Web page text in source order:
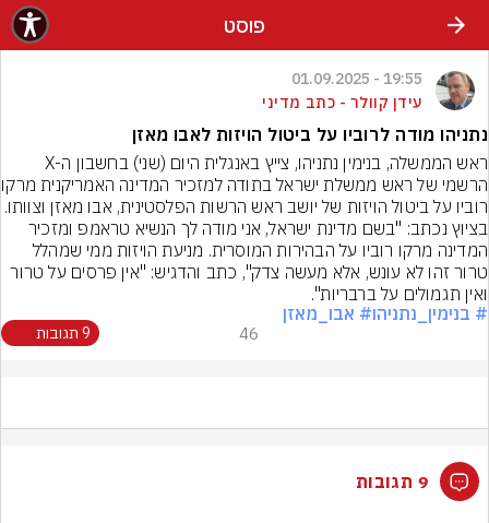
פוסט
19:55 - 01.09.2025
עידן קוולר - כתב מדיני
נתניהו מודה לרוביו על ביטול הויזות לאבו מאזן
טרור זהו לא עונש, אלא מעשה צדק", כתב והדגיש: "אין פרסים על טרור
ואין תגמולים על ברבריות".
# בנימין_נתניהו# אבו_מאזן
46 9 תגובות
9 תגובות